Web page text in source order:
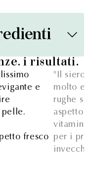
i risultati.
e
pelle.
fresco
"Il siero
molto
rughe si
aspetto
per i